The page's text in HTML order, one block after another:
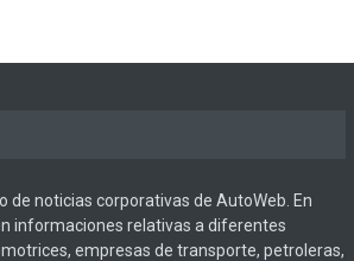
de noticias corporativas de AutoWeb. En
informaciones relativas a diferentes
empresas de transporte, petroleras,